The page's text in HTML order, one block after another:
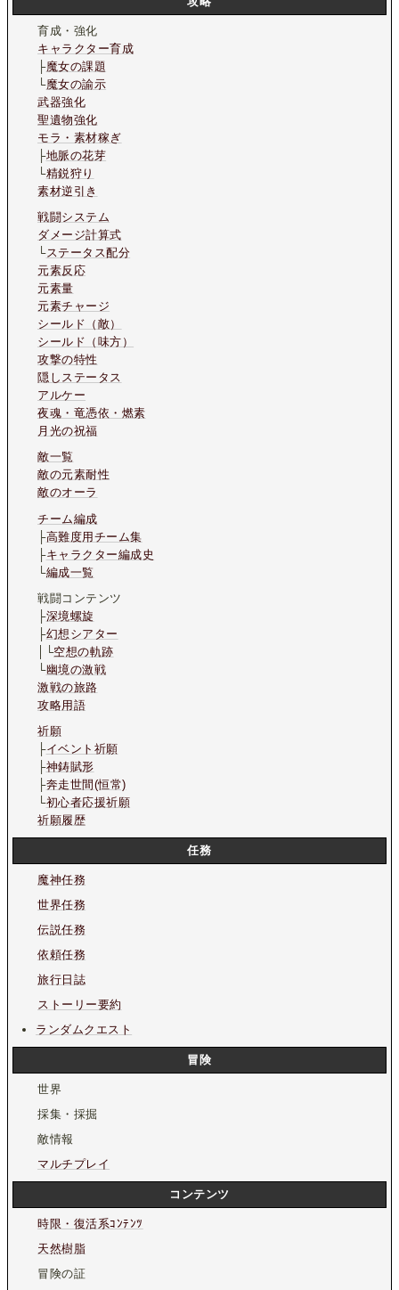
育成・強化
キャラクター育成
├魔女の課題
└魔女の諭示
武器強化
聖遺物強化
モラ・素材稼ぎ
├地脈の花芽
└精鋭狩り
素材逆引き
戦闘システム
ダメージ計算式
└ステータス配分
元素反応
元素量
元素チャージ
シールド（敵）
シールド（味方）
攻撃の特性
隠しステータス
アルケー
夜魂・竜憑依・燃素
月光の祝福
敵一覧
敵の元素耐性
敵のオーラ
チーム編成
├高難度用チーム集
├キャラクター編成史
└編成一覧
戦闘コンテンツ
├深境螺旋
├幻想シアター
│└空想の軌跡
└幽境の激戦
激戦の旅路
攻略用語
祈願
├イベント祈願
├神鋳賦形
├奔走世間(恒常)
└初心者応援祈願
祈願履歴
任務
魔神任務
世界任務
伝説任務
依頼任務
旅行日誌
ストーリー要約
ランダムクエスト
冒険
世界
採集・採掘
敵情報
マルチプレイ
コンテンツ
時限・復活系ｺﾝﾃﾝﾂ
天然樹脂
冒険の証